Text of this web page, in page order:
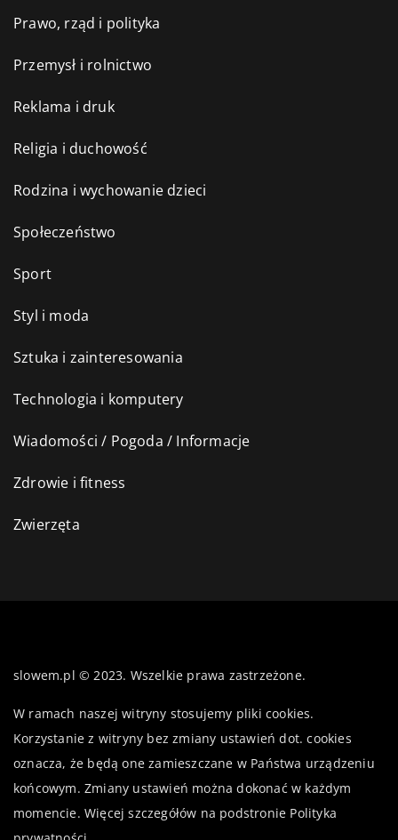
Prawo, rząd i polityka
Przemysł i rolnictwo
Reklama i druk
Religia i duchowość
Rodzina i wychowanie dzieci
Społeczeństwo
Sport
Styl i moda
Sztuka i zainteresowania
Technologia i komputery
Wiadomości / Pogoda / Informacje
Zdrowie i fitness
Zwierzęta
slowem.pl © 2023. Wszelkie prawa zastrzeżone.
W ramach naszej witryny stosujemy pliki cookies.
Korzystanie z witryny bez zmiany ustawień dot. cookies
oznacza, że będą one zamieszczane w Państwa urządzeniu
końcowym. Zmiany ustawień można dokonać w każdym
momencie. Więcej szczegółów na podstronie Polityka